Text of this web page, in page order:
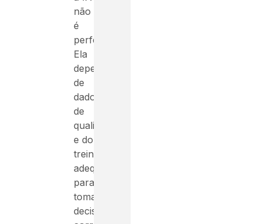
não
é
perfeita.
Ela
depende
de
dados
de
qualidade
e do
treinamento
adequado
para
tomar
decisões